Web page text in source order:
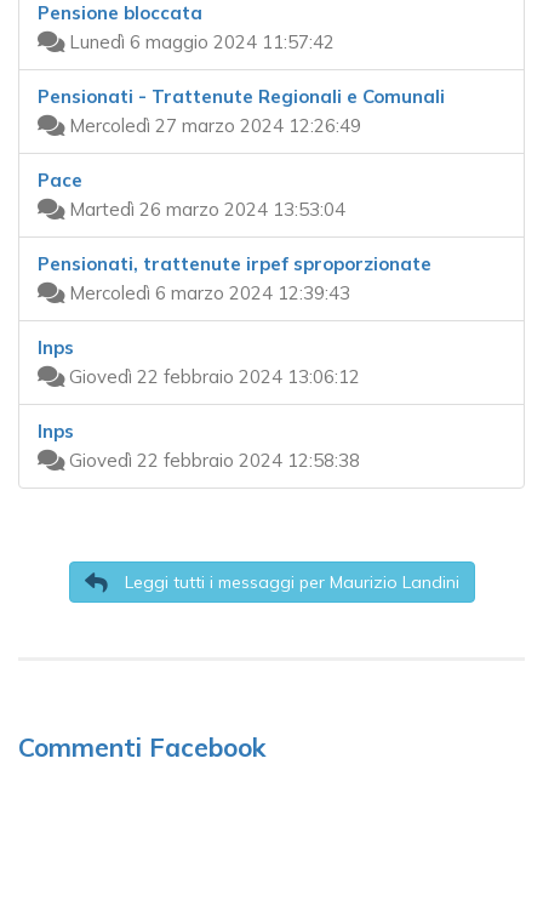
Pensione bloccata
Lunedì 6 maggio 2024 11:57:42
Pensionati - Trattenute Regionali e Comunali
Mercoledì 27 marzo 2024 12:26:49
Pace
Martedì 26 marzo 2024 13:53:04
Pensionati, trattenute irpef sproporzionate
Mercoledì 6 marzo 2024 12:39:43
Inps
Giovedì 22 febbraio 2024 13:06:12
Inps
Giovedì 22 febbraio 2024 12:58:38
Leggi tutti i messaggi per Maurizio Landini
Commenti Facebook